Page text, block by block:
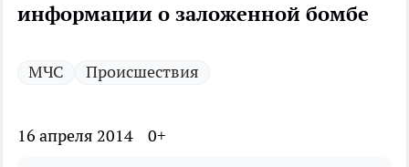
информации о заложенной бомбе
МЧС Происшествия
16 апреля 2014 0+